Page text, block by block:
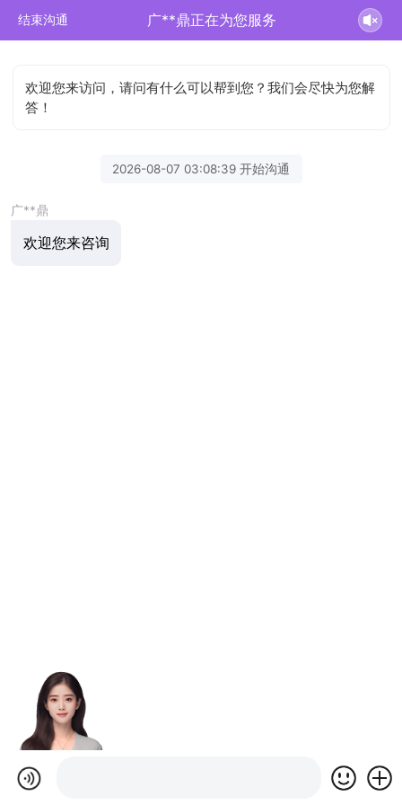
结束沟通 广**鼎正在为您服务
欢迎您来访问，请问有什么可以帮到您？我们会尽快为您解
答！
2026-08-07 03:08:39 开始沟通
广**鼎
欢迎您来咨询